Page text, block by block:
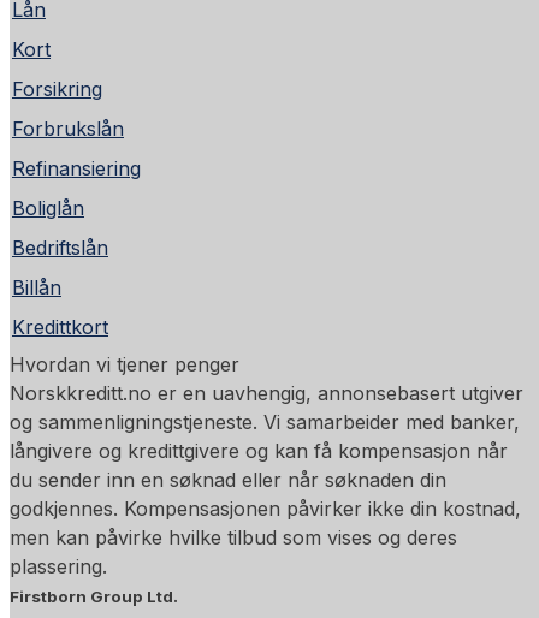
Lån
Kort
Forsikring
Forbrukslån
Refinansiering
Boliglån
Bedriftslån
Billån
Kredittkort
Hvordan vi tjener penger
Norskkreditt.no er en uavhengig, annonsebasert utgiver
og sammenligningstjeneste. Vi samarbeider med banker,
långivere og kredittgivere og kan få kompensasjon når
du sender inn en søknad eller når søknaden din
godkjennes. Kompensasjonen påvirker ikke din kostnad,
men kan påvirke hvilke tilbud som vises og deres
plassering.
Firstborn Group Ltd.